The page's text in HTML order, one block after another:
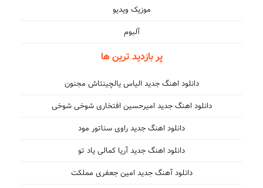
موزیک ویدیو
آلبوم
پر بازدید ترین ها
دانلود اهنگ جدید الیاس یالچینتاش مجنون
دانلود اهنگ جدید امیرحسین افتخاری شوخی شوخی
دانلود اهنگ جدید راوی سناتور مود
دانلود اهنگ جدید آریا کمالی یاد تو
دانلود آهنگ جدید امین جعفری مملکت